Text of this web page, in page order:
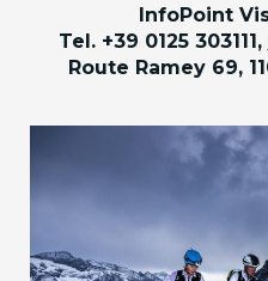
InfoPoint
Tel. +39 0125 303111,
Route Ramey 69,